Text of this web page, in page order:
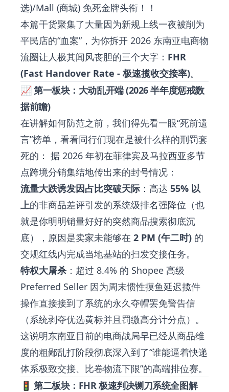
选)/Mall (商城) 免死金牌头衔！！
本篇干货聚集了大量因为新规上线一夜被削为
平民店的“血案”，为你拆开 2026 东南亚电商物
流圈让人极其闻风丧胆的三个大字： FHR
(Fast Handover Rate - 极速揽收交接率)。
📈 第一板块：大动乱开端 (2026 半年度惩戒数
据前瞻)
在讲解如何防范之前，我们得先看一眼“死前遗
言”榜单，看看同行们现在是被什么样的刑罚套
死的： 据 2026 年初在菲律宾及马拉西亚多节
点跨境分销集结地传出来的封号情况：
流量大跌诱发因占比突破天际 ：高达 55% 以
上的非商品差评引发的系统级排名强降位（也
就是你明明销量好好的突然商品搜索彻底沉
底），原因是卖家未能够在 2 PM (午二时) 的
交规红线内完成当地基站的扫发交接任务。
特权大屠杀 ：超过 8.4% 的 Shopee 高级
Preferred Seller 因为周末惯性摸鱼延迟揽件
操作直接接到了系统的永久夺帽罢免警告信
（系统剥夺优选黄标并且罚缴高分计分点）。
这说明东南亚目前的电商战局早已经从商品维
度的粗鄙乱打阶段彻底深入到了“谁能逼着快递
体系极致交接、比卷物流下限”的高端排位赛。
🚦 第二板块：FHR 极速判决铡刀系统全图解